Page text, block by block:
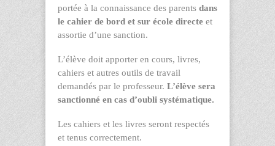
portée à la connaissance des parents dans
le cahier de bord et sur école directe et
assortie d’une sanction.
L’élève doit apporter en cours, livres,
cahiers et autres outils de travail
demandés par le professeur. L’élève sera
sanctionné en cas d’oubli systématique.
Les cahiers et les livres seront respectés
et tenus correctement.